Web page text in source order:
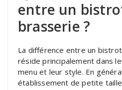
entre un
brasserie ?
La différence entre un
réside principalement dans
menu et leur style. En
établissement de petite